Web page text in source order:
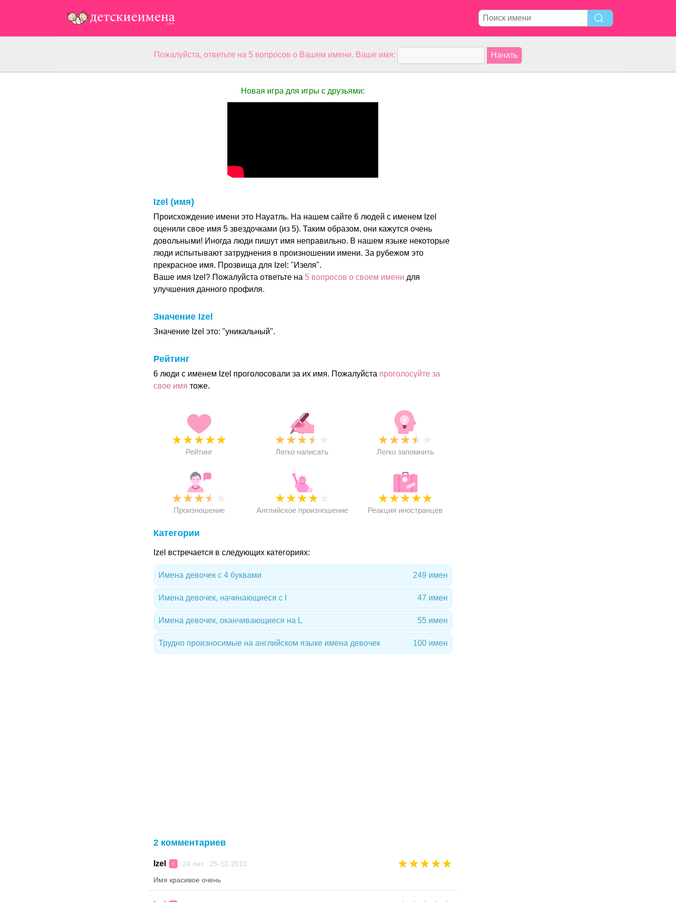
Пожалуйста, ответьте на 5 вопросов о Вашем имени. Ваше имя:
Новая игра для игры с друзьями:
Izel (имя)
Происхождение имени это Науатль. На нашем сайте 6 людей с именем Izel
оценили свое имя 5 звездочками (из 5). Таким образом, они кажутся очень
довольными! Иногда люди пишут имя неправильно. В нашем языке некоторые
люди испытывают затруднения в произношении имени. За рубежом это
прекрасное имя. Прозвища для Izel: "Изеля".
Ваше имя Izel? Пожалуйста ответьте на 5 вопросов о своем имени для
улучшения данного профиля.
Значение Izel
Значение Izel это: "уникальный".
Рейтинг
6 люди с именем Izel проголосовали за их имя. Пожалуйста проголосуйте за
свое имя тоже.
★★★★★
Рейтинг
★★★★
Легко написать
★★★★
Легко запомнить
★★★★
Произношение
★★★★
Английское произношение
★★★★★
Реакция иностранцев
Категории
Izel встречается в следующих категориях:
Имена девочек с 4 буквами 249 имен
Имена девочек, начинающиеся с I 47 имен
Имена девочек, оканчивающиеся на L 55 имен
Трудно произносимые на английском языке имена девочек 100 имен
2 комментариев
Izel ♀ 24 лет 25-12-2013 ★★★★★
Имя красивое очень